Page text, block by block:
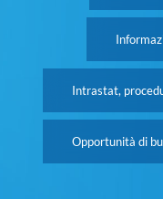
Intrastat,
Opportunità di